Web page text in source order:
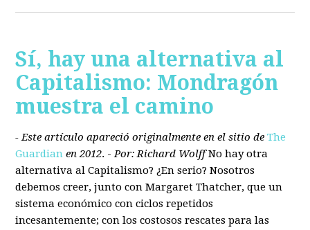
Sí, hay una alternativa al
Capitalismo: Mondragón
muestra el camino
- Este artículo apareció originalmente en el sitio deThe
Guardian en 2012. - Por: Richard Wolff No hay otra
alternativa al Capitalismo? ¿En serio? Nosotros
debemos creer, junto con Margaret Thatcher, que un
sistema económico con ciclos repetidos
incesantemente; con los costosos rescates para las